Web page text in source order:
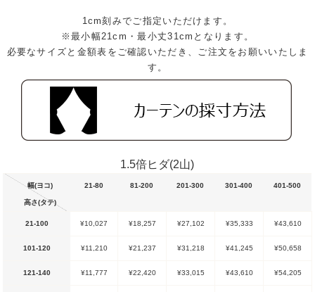
1cm刻みでご指定いただけます。
※最小幅21cm・最小丈31cmとなります。
必要なサイズと金額表をご確認いただき、ご注文をお願いいたしま
す。
1.5倍ヒダ(2山)
幅(ヨコ)
高さ(タテ)
21-80 81-200 201-300 301-400 401-500
21-100 ¥10,027 ¥18,257 ¥27,102 ¥35,333 ¥43,610
101-120 ¥11,210 ¥21,237 ¥31,218 ¥41,245 ¥50,658
121-140 ¥11,777 ¥22,420 ¥33,015 ¥43,610 ¥54,205